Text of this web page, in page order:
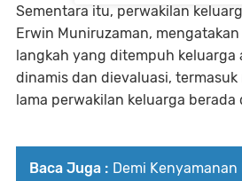
Sementara itu, perwakilan
Erwin Muniruzaman,
langkah yang ditempuh keluarga
dinamis dan dievaluasi,
lama perwakilan keluarga berada
Baca Juga : Demi Kenyamanan